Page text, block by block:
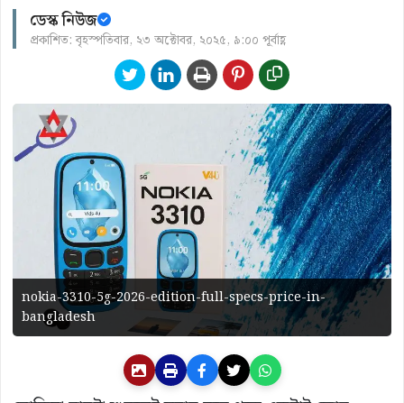
ডেস্ক নিউজ
প্রকাশিত: বৃহস্পতিবার, ২৩ অক্টোবর, ২০২৫, ৯:০০ পূর্বাহ্ণ
nokia-3310-5g-2026-edition-full-specs-price-in-
bangladesh